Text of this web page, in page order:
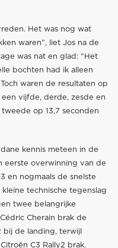
Het was nog wat
waren”, liet Jos na de
was nat en glad: “Het
bochten had ik alleen
waren de resultaten op
vijfde, derde, zesde en
op 13,7 seconden
kennis meteen in de
eerste overwinning van de
en nogmaals de snelste
technische tegenslag
twee belangrijke
Cherain brak de
bij de landing, terwijl
C3 Rally2 brak.